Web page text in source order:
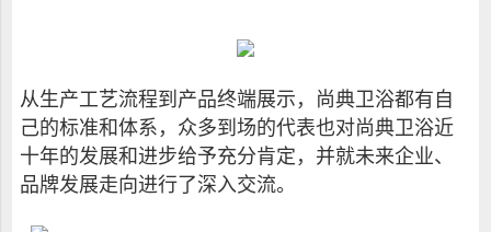
从生产工艺流程到产品终端展示，尚典卫浴都有自
己的标准和体系，众多到场的代表也对尚典卫浴近
十年的发展和进步给予充分肯定，并就未来企业、
品牌发展走向进行了深入交流。